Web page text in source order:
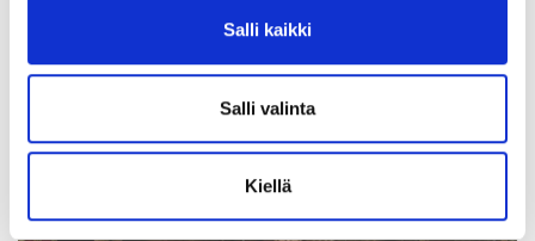
Salli kaikki
Salli valinta
Kiellä
13 huhtikuu
Käyttäjätunnukset saat omasta panttilainaamostasi.